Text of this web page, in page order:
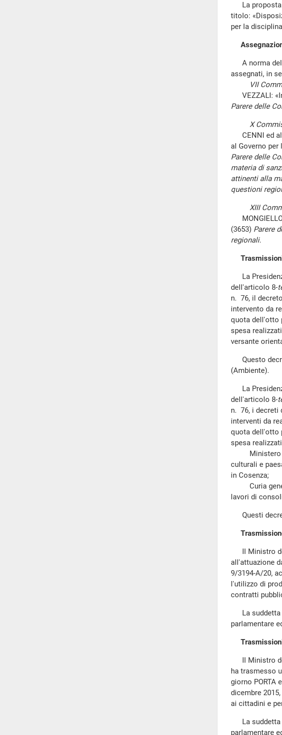
La proposta
titolo:
per la
A norma del
assegnati, in
VII
VEZZALI:
Parere delle
X
CENNI ed
al Governo
Parere delle
materia di
attinenti alla
questioni
XIII
(3653) Parere
regionali.
La
dell'articolo 8-
n. 76, il
intervento da
quota dell'otto
spesa
versante
Questo
(Ambiente).
La
dell'articolo 8-
n. 76, i decreti
interventi da
quota dell'otto
spesa
Ministero
culturali e
in Cosenza;
Curia
lavori di
Questi
Il Ministro
all'attuazione
9/3194-A/20,
l'utilizzo di
contratti
La suddetta
parlamentare
Il Ministro
ha trasmesso
giorno PORTA
dicembre
ai cittadini e
La suddetta
parlamentare